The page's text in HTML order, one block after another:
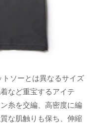
ソーとは異なるサイズ
など重宝するアイテ
糸を交編、高密度に編
な肌触りも保ち、伸縮